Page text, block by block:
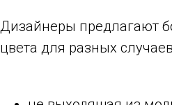
Дизайнеры предлагают
цвета для разных